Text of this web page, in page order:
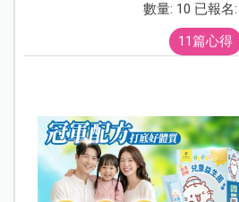
數量: 10 已報名
11篇心得